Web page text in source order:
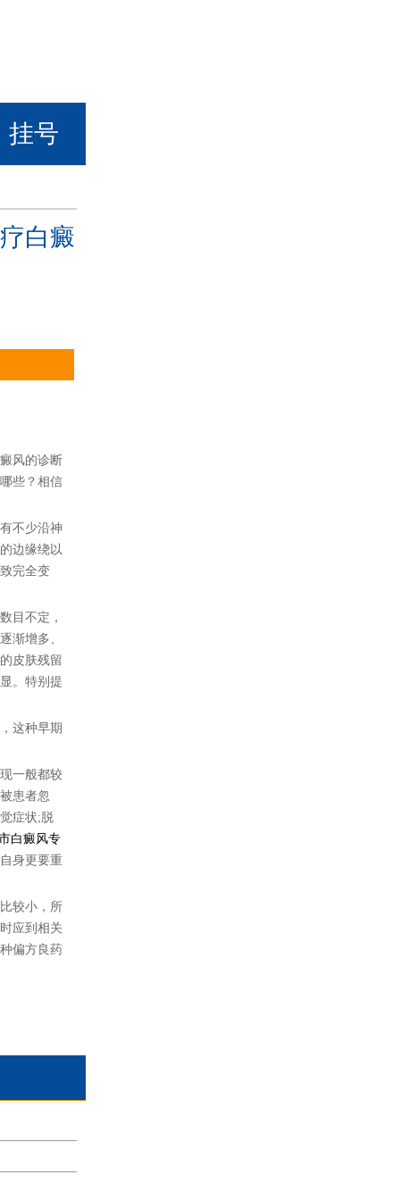
挂号
白癜
风的诊断
些？相信
不少沿神
边缘绕以
完全变
目不定，
渐增多、
皮肤残留
。特别提
这种早期
一般都较
患者忽
症状;脱
白癜风专
身更要重
较小，所
应到相关
偏方良药